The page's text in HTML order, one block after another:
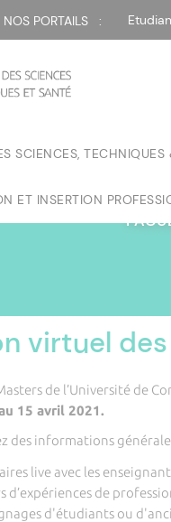
NOS PORTAILS :
SCIENCES, TECHNIQUES
ET INSERTION
virtuel
de l’Université de
15 avril 2021.
des informations
live avec les
d’expériences de
d'étudiants ou